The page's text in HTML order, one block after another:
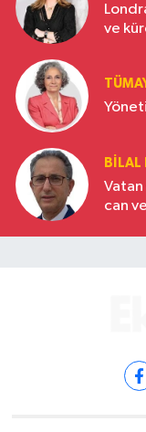
ve
BILAL
can